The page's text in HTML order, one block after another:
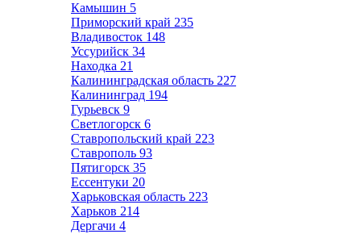
Камышин 5
Приморский край 235
Владивосток 148
Уссурийск 34
Находка 21
Калининградская область 227
Калининград 194
Гурьевск 9
Светлогорск 6
Ставропольский край 223
Ставрополь 93
Пятигорск 35
Ессентуки 20
Харьковская область 223
Харьков 214
Дергачи 4